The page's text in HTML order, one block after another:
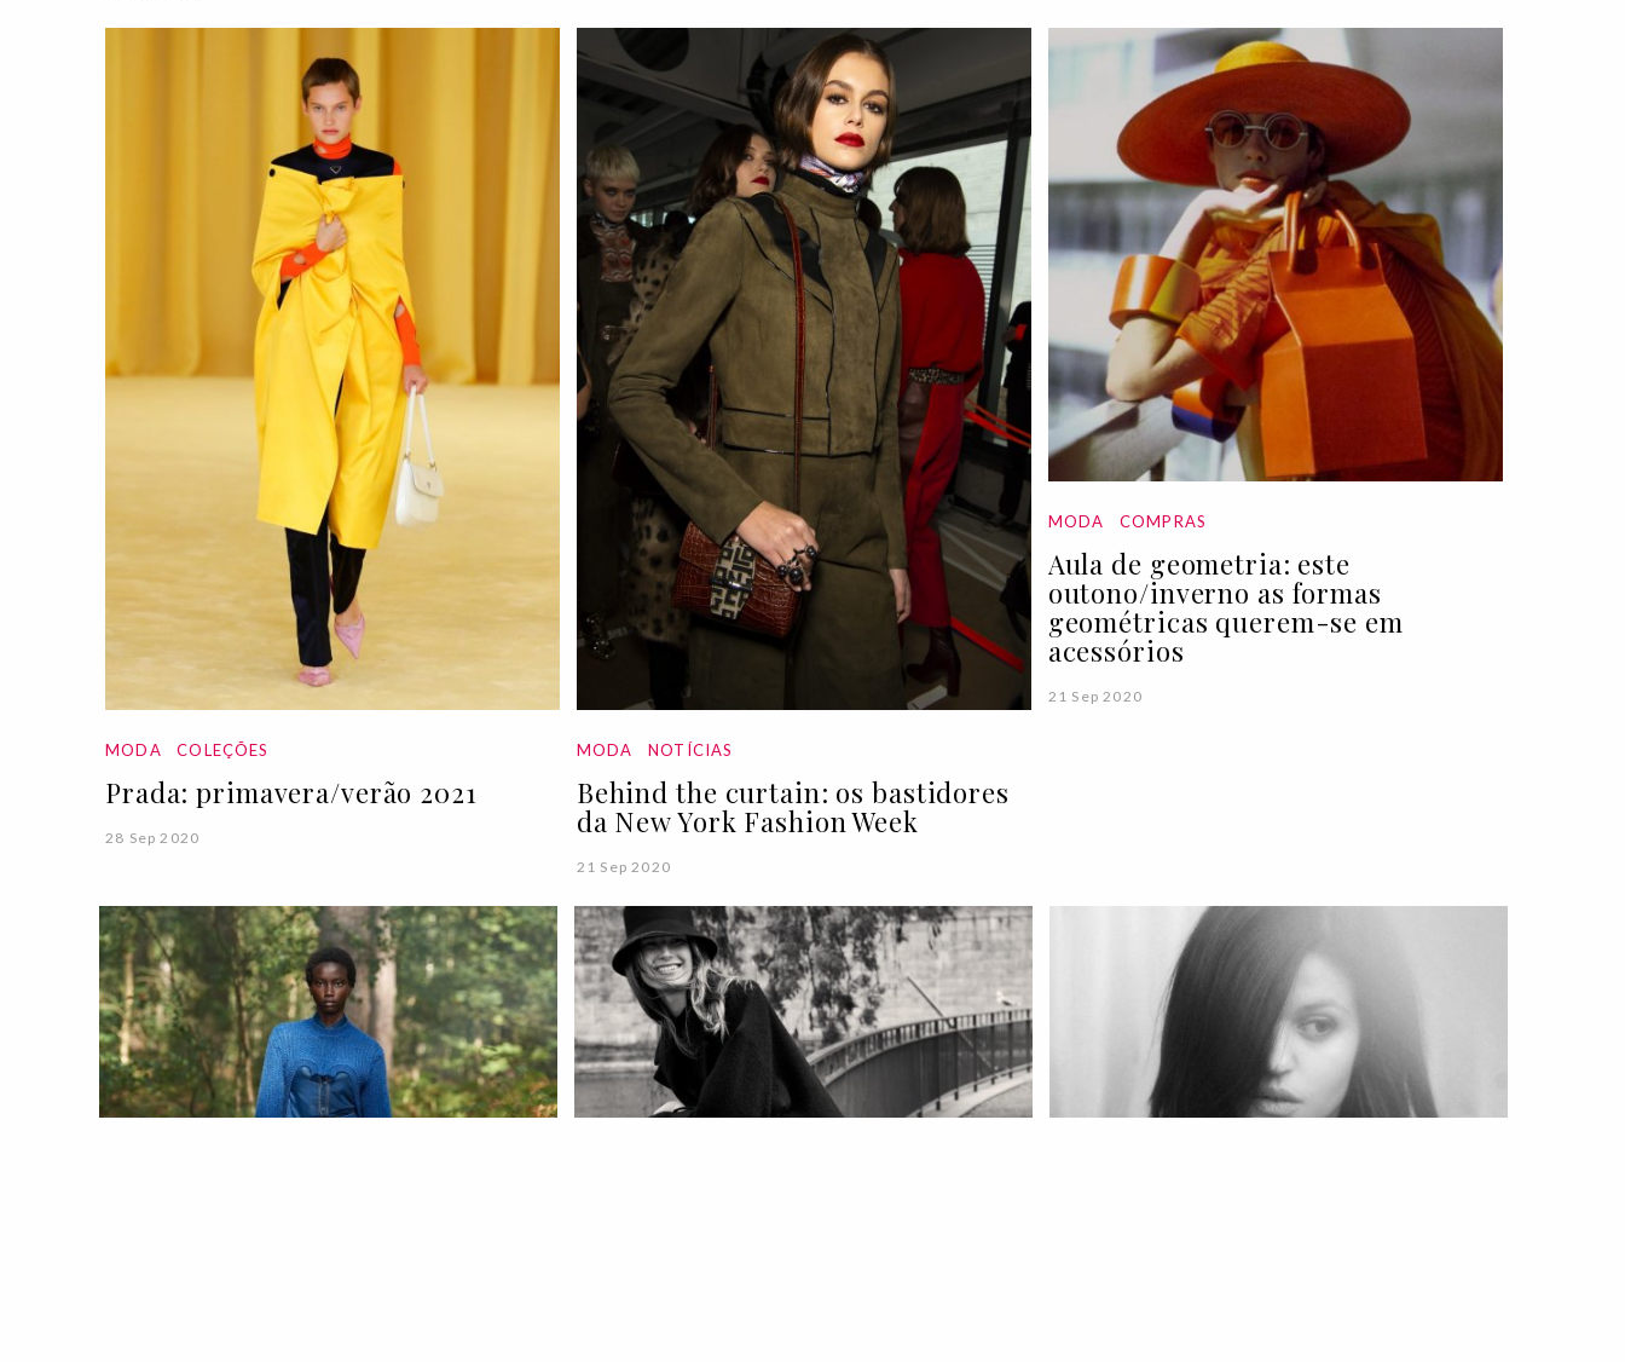
MODA COLEÇÕES
Prada: primavera/verão 2021
28 Sep 2020
MODA NOTÍCIAS
Behind the curtain: os bastidores
da New York Fashion Week
21 Sep 2020
MODA COMPRAS
Aula de geometria: este
outono/inverno as formas
geométricas querem-se em
acessórios
21 Sep 2020